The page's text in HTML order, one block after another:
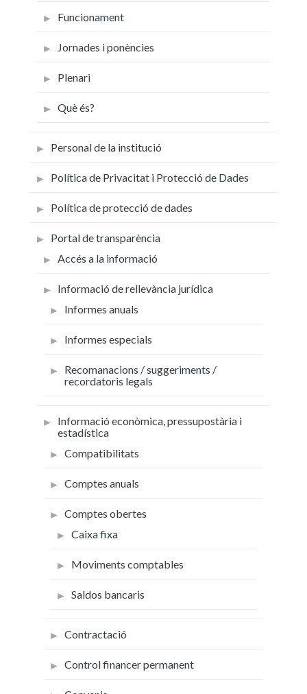
Funcionament
Jornades i ponències
Plenari
Què és?
Personal de la institució
Política de Privacitat i Protecció de Dades
Política de protecció de dades
Portal de transparència
Accés a la informació
Informació de rellevància jurídica
Informes anuals
Informes especials
Recomanacions / suggeriments /
recordatoris legals
Informació econòmica, pressupostària i
estadística
Compatibilitats
Comptes anuals
Comptes obertes
Caixa fixa
Moviments comptables
Saldos bancaris
Contractació
Control financer permanent